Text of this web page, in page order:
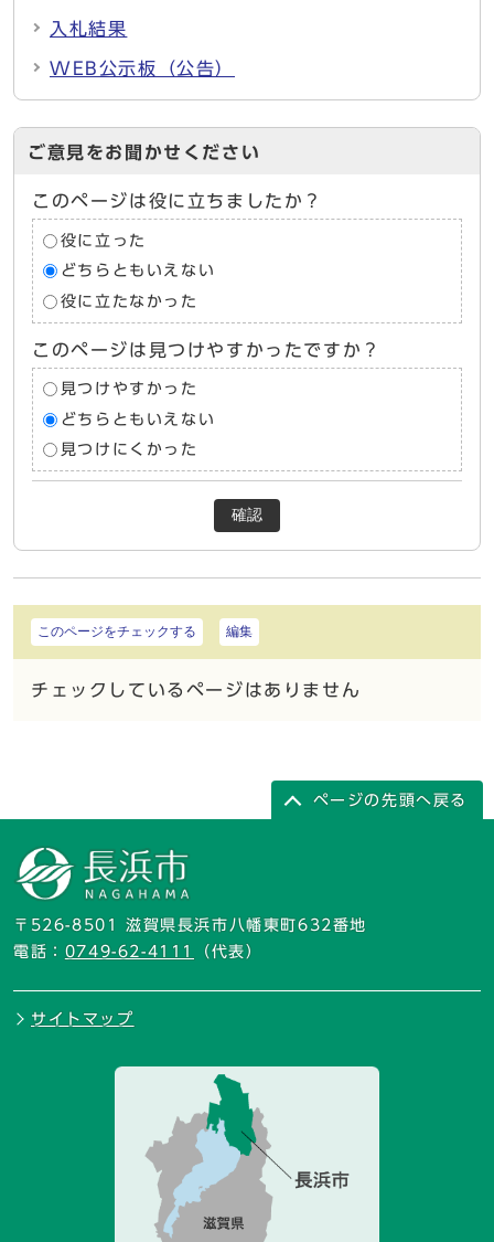
入札結果
WEB公示板（公告）
ご意見をお聞かせください
このページは役に立ちましたか？
役に立った
どちらともいえない
役に立たなかった
このページは見つけやすかったですか？
見つけやすかった
どちらともいえない
見つけにくかった
確認
このページをチェックする 編集
チェックしているページはありません
ページの先頭へ戻る
〒526-8501 滋賀県長浜市八幡東町632番地
電話： 0749-62-4111 （代表）
サイトマップ